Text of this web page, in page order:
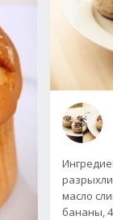
масло
бананы,